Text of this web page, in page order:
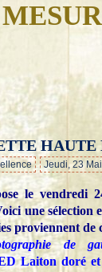
HAUTE
Jeudi, 23
le vendredi
une
proviennent de
de
Laiton doré